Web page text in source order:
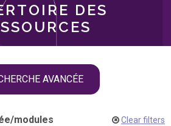
DES
AVANCÉE
/modules
Clear filters